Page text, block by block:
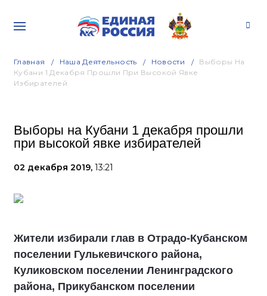
Главная Наша Деятельность Новости
Выборы На
Кубани 1 Декабря Прошли При Высокой Явке
Избирателей
Выборы на Кубани 1 декабря прошли
при высокой явке избирателей
02 декабря 2019, 13:21
Жители избирали глав в Отрадо-Кубанском
поселении Гулькевичского района,
Куликовском поселении Ленинградского
района, Прикубанском поселении